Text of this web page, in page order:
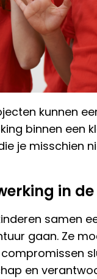
kunnen
binnen een
je misschien
in
samen
gaan. Ze
en